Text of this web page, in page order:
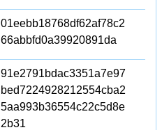
01eebb18768df62af78c2
66abbfd0a39920891da
91e2791bdac3351a7e97
bed7224928212554cba2
5aa993b36554c22c5d8e
2b31